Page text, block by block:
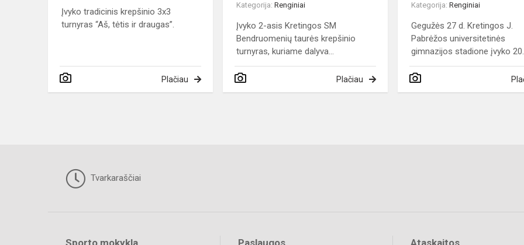
Įvyko tradicinis krepšinio 3x3
turnyras “Aš, tėtis ir draugas”.
Plačiau
Kategorija:Renginiai
Įvyko 2-asis Kretingos SM
Bendruomenių taurės krepšinio
turnyras, kuriame dalyva...
Plačiau
Kategorija:Renginiai
Gegužės 27 d. Kretingos J.
Pabrėžos universitetinės
gimnazijos stadione įvyko
Tvarkaraščiai